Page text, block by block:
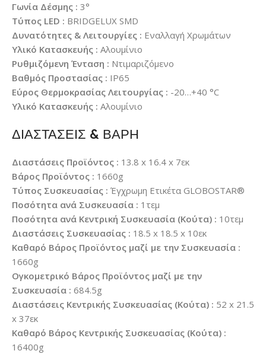
Γωνία Δέσμης : 3°
Τύπος LED : BRIDGELUX SMD
Δυνατότητες & Λειτουργίες : Εναλλαγή Χρωμάτων
Υλικό Κατασκευής : Αλουμίνιο
Ρυθμιζόμενη Ένταση : Ντιμαριζόμενο
Βαθμός Προστασίας : IP65
Εύρος Θερμοκρασίας Λειτουργίας : -20…+40 °C
Υλικό Κατασκευής : Αλουμίνιο
ΔΙΑΣΤΑΣΕΙΣ & ΒΑΡΗ
Διαστάσεις Προϊόντος : 13.8 x 16.4 x 7εκ
Βάρος Προϊόντος : 1660g
Τύπος Συσκευασίας : Έγχρωμη Ετικέτα GLOBOSTAR®
Ποσότητα ανά Συσκευασία : 1τεμ
Ποσότητα ανά Κεντρική Συσκευασία (Κούτα) : 10τεμ
Διαστάσεις Συσκευασίας : 18.5 x 18.5 x 10εκ
Καθαρό Βάρος Προϊόντος μαζί με την Συσκευασία :
1660g
Ογκομετρικό Βάρος Προϊόντος μαζί με την
Συσκευασία : 684.5g
Διαστάσεις Κεντρικής Συσκευασίας (Κούτα) : 52 x 21.5
x 37εκ
Καθαρό Βάρος Κεντρικής Συσκευασίας (Κούτα) :
16400g